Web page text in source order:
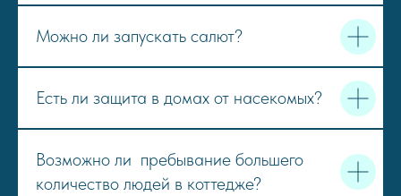
Можно ли запускать салют?
Есть ли защита в домах от насекомых?
Возможно ли пребывание большего
количество людей в коттедже?